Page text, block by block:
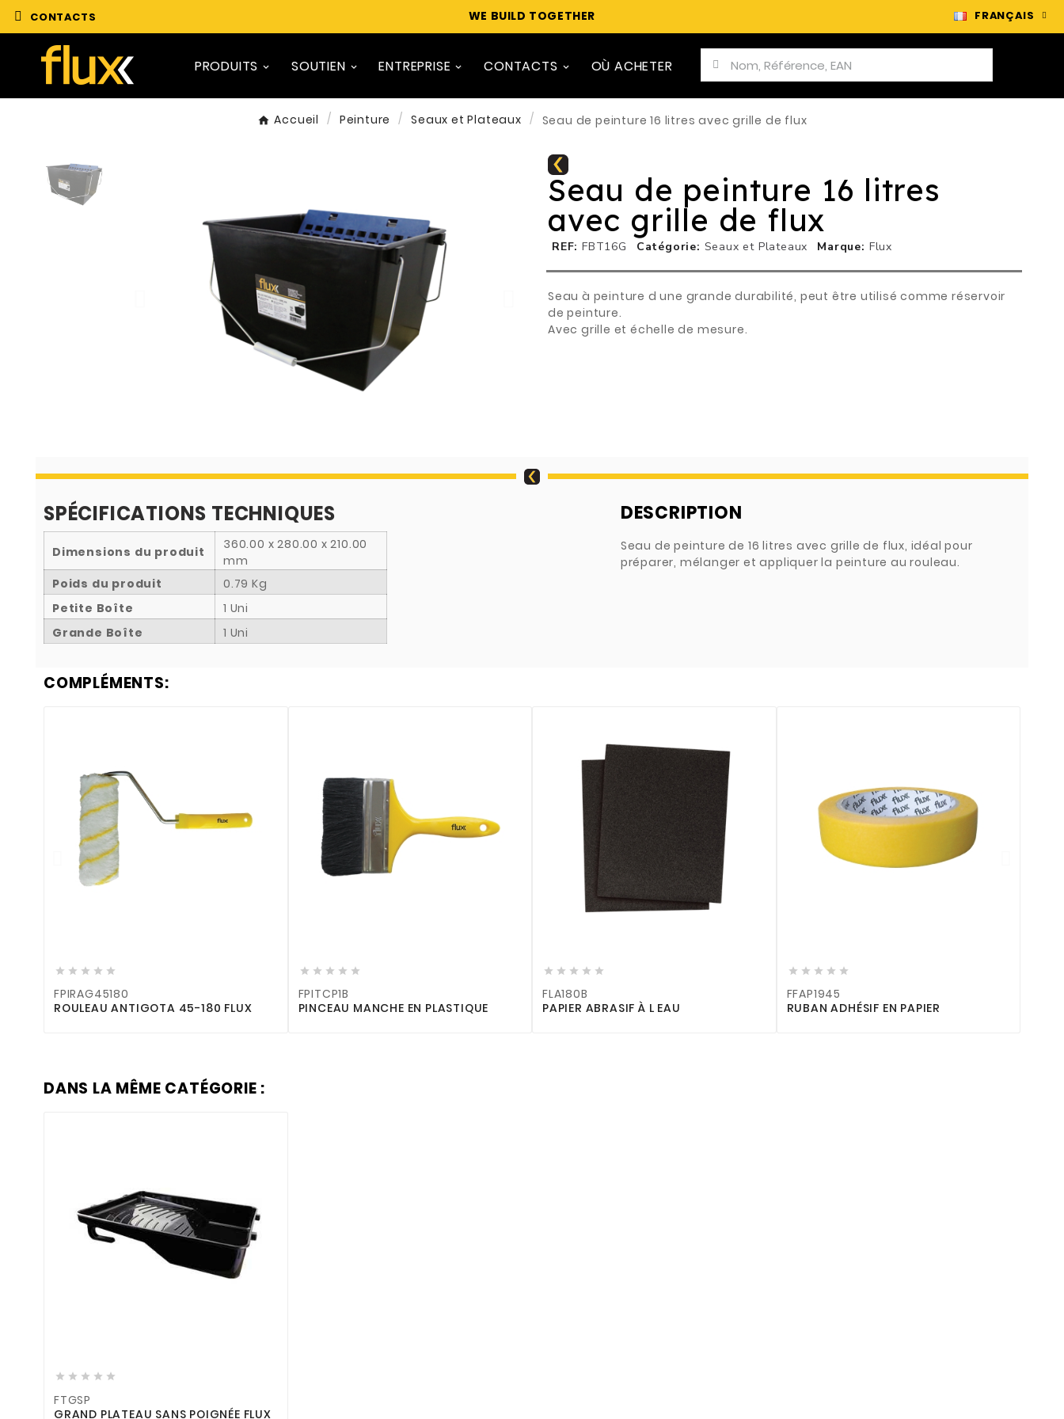
CONTACTS WE BUILD TOGETHER FRANÇAIS
PRODUITS SOUTIEN ENTREPRISE CONTACTS OÙ ACHETER
Accueil Peinture Seaux et Plateaux Seau de peinture 16 litres avec grille de flux
Seau de peinture 16 litres
avec grille de flux
REF FBT16G Catégorie Seaux et Plateaux Marque Flux
Seau à peinture d une grande durabilité, peut être utilisé comme réservoir
de peinture.
Avec grille et échelle de mesure.
SPÉCIFICATIONS TECHNIQUES
Dimensions du produit
360.00 x 280.00 x 210.00
mm
Poids du produit
0.79 Kg
Petite Boîte
1 Uni
Grande Boîte
1 Uni
DESCRIPTION
Seau de peinture de 16 litres avec grille de flux, idéal pour
préparer, mélanger et appliquer la peinture au rouleau.
COMPLÉMENTS:
    
FPIRAG45180
ROULEAU ANTIGOTA 45-180 FLUX
    
FPITCP1B
PINCEAU MANCHE EN PLASTIQUE
    
FLA180B
PAPIER ABRASIF À L EAU
    
FFAP1945
RUBAN ADHÉSIF EN PAPIER
DANS LA MÊME CATÉGORIE :
    
FTGSP
GRAND PLATEAU SANS POIGNÉE FLUX